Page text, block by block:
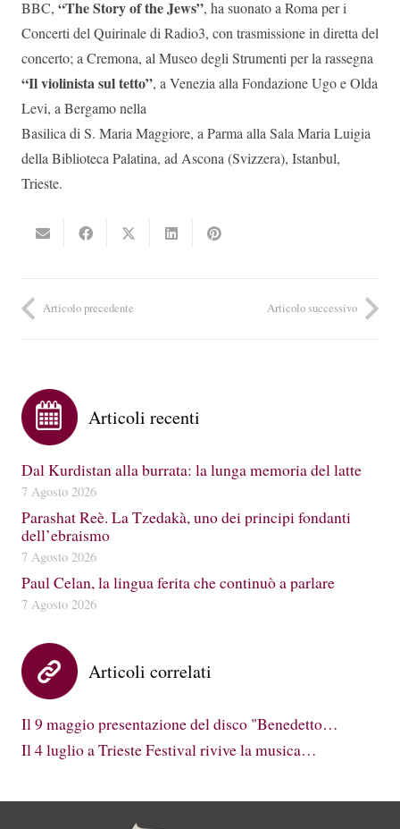
BBC, “The Story of the Jews”, ha suonato a Roma per i
Concerti del Quirinale di Radio3, con trasmissione in diretta del
concerto; a Cremona, al Museo degli Strumenti per la rassegna
“Il violinista sul tetto”, a Venezia alla Fondazione Ugo e Olda
Levi, a Bergamo nella
Basilica di S. Maria Maggiore, a Parma alla Sala Maria Luigia
della Biblioteca Palatina, ad Ascona (Svizzera), Istanbul,
Trieste.
Articolo precedente Articolo successivo
Articoli recenti
Dal Kurdistan alla burrata: la lunga memoria del latte
7 Agosto 2026
Parashat Reè. La Tzedakà, uno dei principi fondanti
dell’ebraismo
7 Agosto 2026
Paul Celan, la lingua ferita che continuò a parlare
7 Agosto 2026
Articoli correlati
Il 9 maggio presentazione del disco "Benedetto…
Il 4 luglio a Trieste Festival rivive la musica…